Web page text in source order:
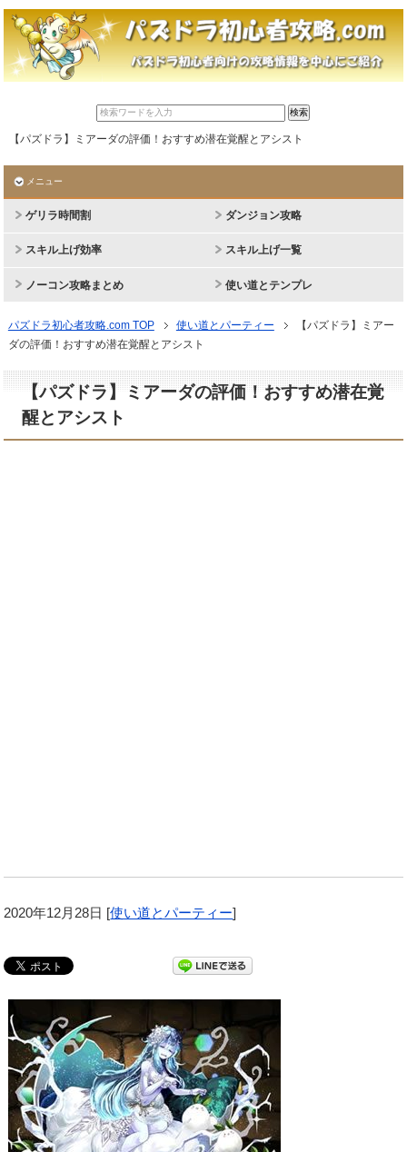
【パズドラ】ミアーダの評価！おすすめ潜在覚醒とアシスト
メニュー
ゲリラ時間割 ダンジョン攻略
スキル上げ効率 スキル上げ一覧
ノーコン攻略まとめ 使い道とテンプレ
パズドラ初心者攻略.com TOP 使い道とパーティー
【パズドラ】ミアー
ダの評価！おすすめ潜在覚醒とアシスト
【パズドラ】ミアーダの評価！おすすめ潜在覚
醒とアシスト
2020年12月28日 [使い道とパーティー]